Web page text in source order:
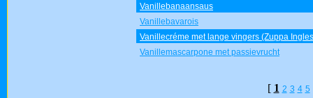
Vanillebanaansaus
Vanillebavarois
Vanillecréme met lange vingers (Zuppa
Vanillemascarpone met passievrucht
[ 1 2 3 4 5